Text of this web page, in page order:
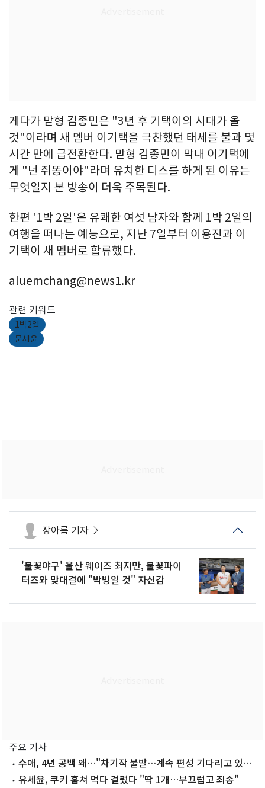
게다가 맏형 김종민은 "3년 후 기택이의 시대가 올
것"이라며 새 멤버 이기택을 극찬했던 태세를 불과 몇
시간 만에 급전환한다. 맏형 김종민이 막내 이기택에
게 "넌 쥐똥이야"라며 유치한 디스를 하게 된 이유는
무엇일지 본 방송이 더욱 주목된다.
한편 '1박 2일'은 유쾌한 여섯 남자와 함께 1박 2일의
여행을 떠나는 예능으로, 지난 7일부터 이용진과 이
기택이 새 멤버로 합류했다.
aluemchang@news1.kr
관련 키워드
1박2일
문세윤
장아름 기자
'불꽃야구' 울산 웨이즈 최지만, 불꽃파이
터즈와 맞대결에 "박빙일 것" 자신감
주요 기사
수애, 4년 공백 왜…"차기작 불발…계속 편성 기다리고 있
다"유세윤, 쿠키 훔쳐 먹다 걸렸다 "딱 1개…부끄럽고 죄송"